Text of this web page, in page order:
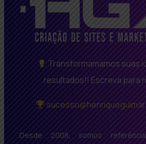
Transformamamos suas
resultados!! Escreva para
Desde 2008, somos